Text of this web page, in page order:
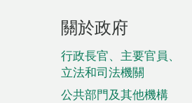
頁
腳
菜
單
關於政府
行政長官、主要官員、
立法和司法機關
公共部門及其他機構